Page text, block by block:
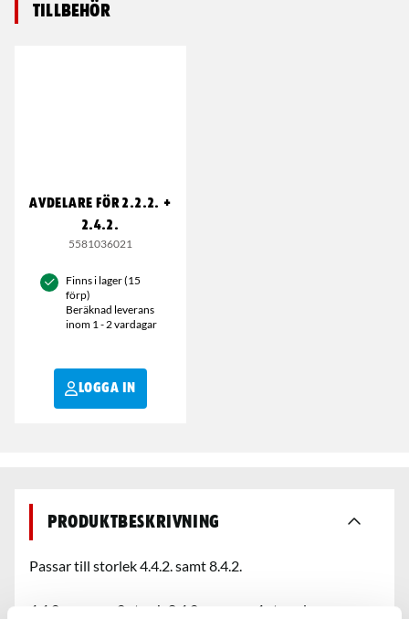
Tillbehör
AVDELARE FÖR 2.2.2. +
2.4.2.
5581036021
Finns i lager (15
förp)
Beräknad leverans
inom 1 - 2 vardagar
LOGGA IN
Produktbeskrivning
Passar till storlek 4.4.2. samt 8.4.2.
4.4.2. rymmer 2 st och 8.4.2. rymmer 4 st av denna